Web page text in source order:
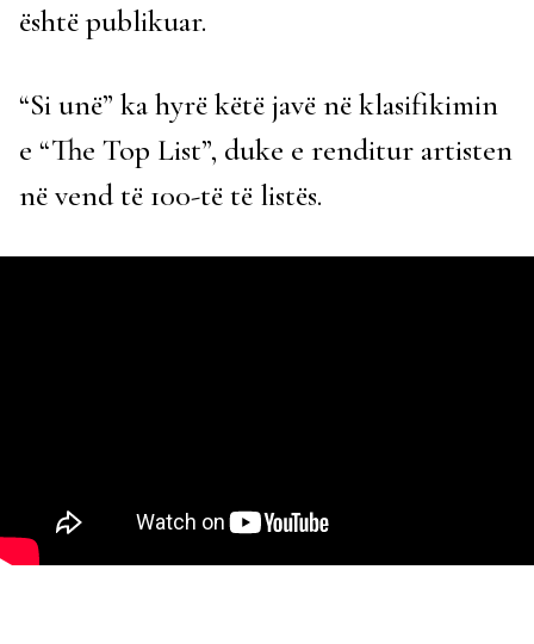
është publikuar.
“Si unë” ka hyrë këtë javë në klasifikimin
e “The Top List”, duke e renditur artisten
në vend të 100-të të listës.